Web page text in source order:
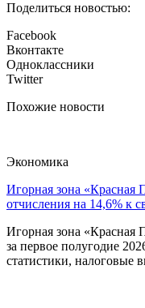
Поделиться новостью:
Facebook
Вконтакте
Одноклассники
Twitter
Похожие новости
Экономика
Игорная зона «Красная
отчисления на 14,6% к
Игорная зона «Красная
за первое полугодие
статистики, налоговые